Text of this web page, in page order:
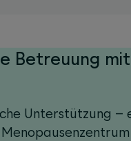
Betreuung
Unterstützung –